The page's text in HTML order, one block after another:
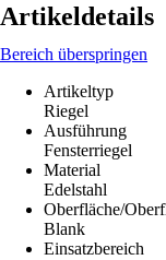
Artikeldetails
Bereich überspringen
Artikeltyp
Riegel
Ausführung
Fensterriegel
Material
Edelstahl
Oberfläche/
Blank
Einsatzbereich